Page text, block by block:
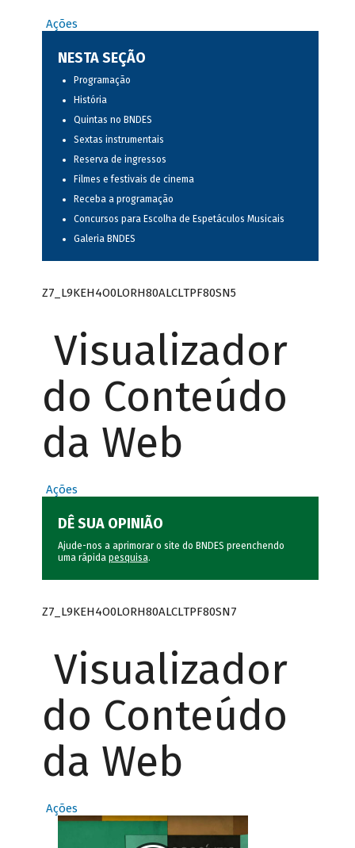
Ações
NESTA SEÇÃO
Programação
História
Quintas no BNDES
Sextas instrumentais
Reserva de ingressos
Filmes e festivais de cinema
Receba a programação
Concursos para Escolha de Espetáculos Musicais
Galeria BNDES
Z7_L9KEH4O0LORH80ALCLTPF80SN5
Visualizador
do Conteúdo
da Web
Ações
DÊ SUA OPINIÃO
Ajude-nos a aprimorar o site do BNDES preenchendo
uma rápida pesquisa.
Z7_L9KEH4O0LORH80ALCLTPF80SN7
Visualizador
do Conteúdo
da Web
Ações